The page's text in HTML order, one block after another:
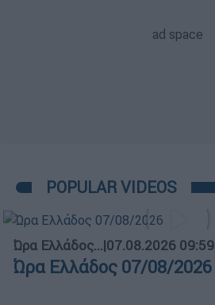
POPULAR VIDEOS
Ώρα Ελλάδος...|07.08.2026 09:59
Ώρα Ελλάδος 07/08/2026